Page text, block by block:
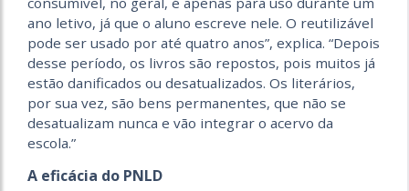
ano letivo, já que o aluno escreve nele. O reutilizável
pode ser usado por até quatro anos”, explica. “Depois
desse período, os livros são repostos, pois muitos já
estão danificados ou desatualizados. Os literários,
por sua vez, são bens permanentes, que não se
desatualizam nunca e vão integrar o acervo da
escola.”
A eficácia do PNLD